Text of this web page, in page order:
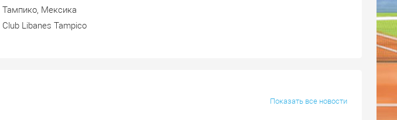
Тампико, Мексика
Club Libanes Tampico
Показать все новости